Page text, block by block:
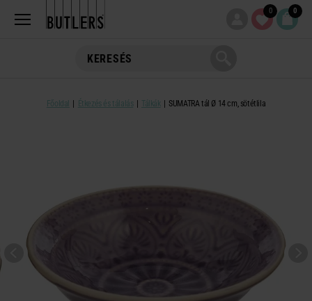
0 0
Főoldal Étkezés és tálalás Tálkák SUMATRA tál Ø 14 cm, sötétlila